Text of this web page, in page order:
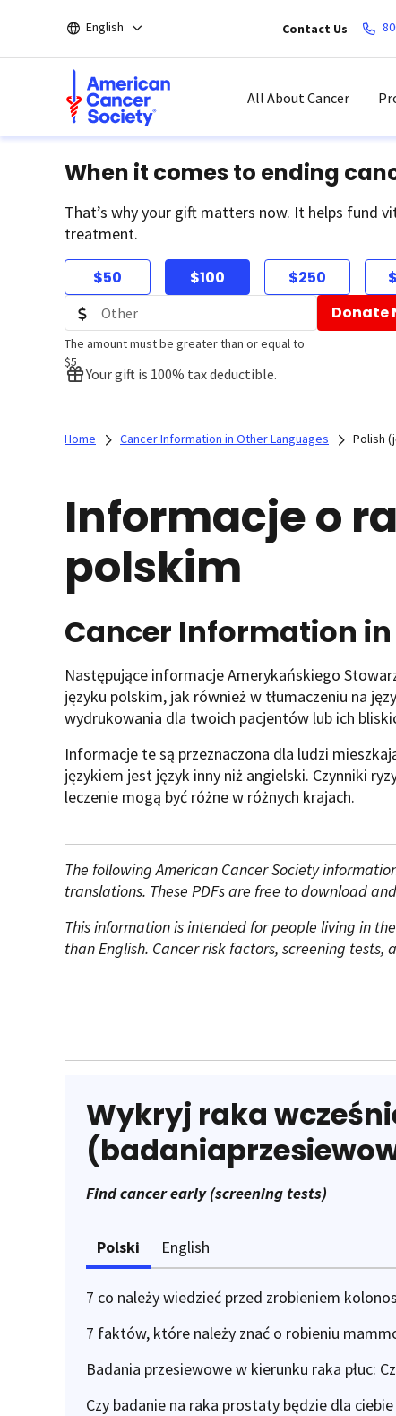
main
English Contact Us
All About Cancer
When it comes to ending
That’s why your gift matters now. It helps fund
treatment.
$50 $100 $250
The amount must be greater than or equal to
$5
Donate
Your gift is 100% tax deductible.
Home Cancer Information in Other Languages Polish
Informacje o
polskim
Cancer Information in
Następujące informacje Amerykańskiego
języku polskim, jak również w tłumaczeniu na
wydrukowania dla twoich pacjentów lub ich
Informacje te są przeznaczona dla ludzi
językiem jest język inny niż angielski. Czynniki
leczenie mogą być różne w różnych krajach.
The following American Cancer Society
translations. These PDFs are free to download
This information is intended for people living in
than English. Cancer risk factors, screening
Wykryj raka
Find cancer early (screening tests)
Polski English
7 co należy wiedzieć przed zrobieniem
7 faktów, które należy znać o robieniu
Badania przesiewowe w kierunku raka płuc:
Czy badanie na raka prostaty będzie dla